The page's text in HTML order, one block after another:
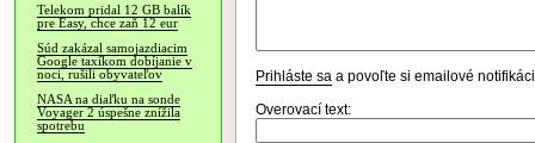
Telekom pridal 12 GB balík
pre Easy, chce zaň 12 eur
Súd zakázal samojazdiacim
Google taxíkom dobíjanie v
noci, rušili obyvateľov
NASA na diaľku na sonde
Voyager 2 úspešne znížila
spotrebu
Prihláste sa a povoľte si emailové
Overovací text: